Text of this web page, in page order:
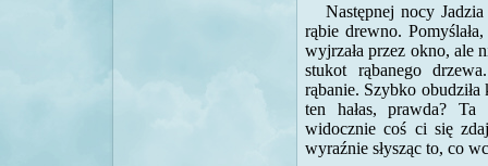
Następnej nocy
rąbie drewno.
wyjrzała przez okno, ale
stukot rąbanego
rąbanie. Szybko obudziła
ten hałas, prawda? Ta
widocznie coś ci się
wyraźnie słysząc to, co